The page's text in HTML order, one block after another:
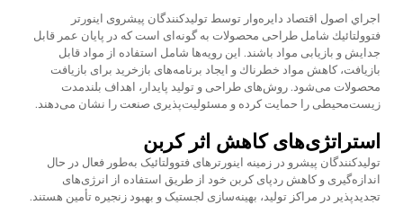
اجراي اصول اقتصاد دايره‌وار توسط توليدكنندگان پيشروی اينورتر
فتوولتائيك شامل طراحی محصولات به گونه‌ای است که در پايان عمر قابل
جدايش و بازيابی مواد باشند. اين رويه‌ها شامل استفاده از مواد قابل
بازيافت، كاهش مواد خطرناك و ايجاد برنامه‌های بازخرید برای بازيافت
محصولات می‌شود. روش‌های طراحی و تولید پایدار، اهداف بلندمدت
زیست‌محیطی را حمایت کرده و مسئوليت‌پذيری صنعت را نشان می‌دهند.
استراتژی‌های کاهش اثر کربن
تولیدکنندگان پیشرو در زمینه اینورترهای فتوولتائیک به‌طور فعال در حال
اندازه‌گیری و کاهش ردپای کربن خود از طریق استفاده از انرژی‌های
تجدیدپذیر در مراکز تولید، بهینه‌سازی لجستیک و بهبود زنجیره تأمین هستند.